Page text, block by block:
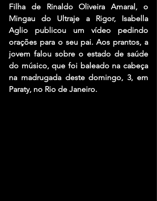
Filha de Rinaldo Oliveira Amaral, o
Mingau do Ultraje a Rigor, Isabella
Aglio publicou um vídeo pedindo
orações para o seu pai. Aos prantos, a
jovem falou sobre o estado de saúde
do músico, que foi baleado na cabeça
na madrugada deste domingo, 3, em
Paraty, no Rio de Janeiro.